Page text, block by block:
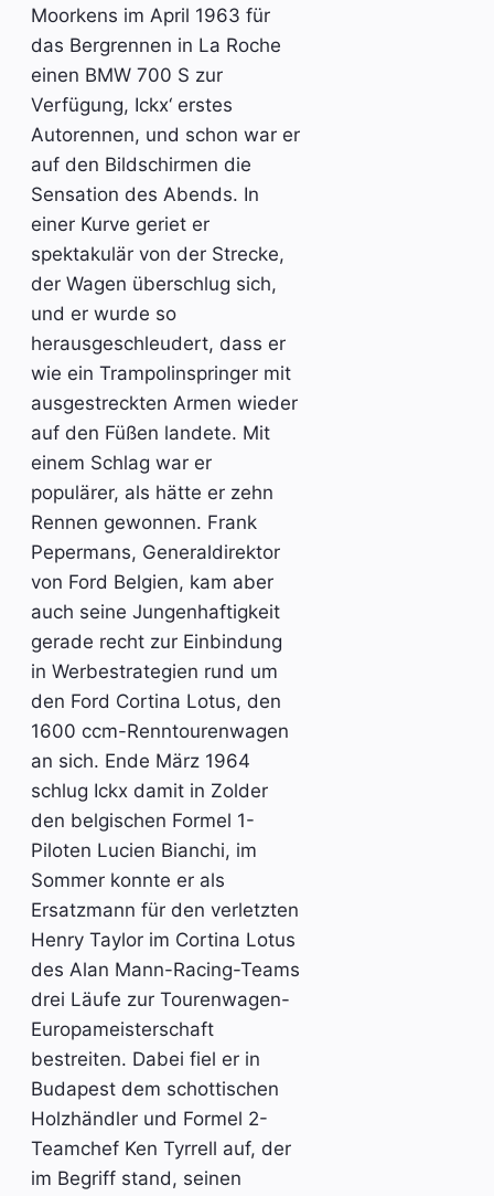
Moorkens im April 1963 für
das Bergrennen in La Roche
einen BMW 700 S zur
Verfügung, Ickx‘ erstes
Autorennen, und schon war er
auf den Bildschirmen die
Sensation des Abends. In
einer Kurve geriet er
spektakulär von der Strecke,
der Wagen überschlug sich,
und er wurde so
herausgeschleudert, dass er
wie ein Trampolinspringer mit
ausgestreckten Armen wieder
auf den Füßen landete. Mit
einem Schlag war er
populärer, als hätte er zehn
Rennen gewonnen. Frank
Pepermans, Generaldirektor
von Ford Belgien, kam aber
auch seine Jungenhaftigkeit
gerade recht zur Einbindung
in Werbestrategien rund um
den Ford Cortina Lotus, den
1600 ccm-Renntourenwagen
an sich. Ende März 1964
schlug Ickx damit in Zolder
den belgischen Formel 1-
Piloten Lucien Bianchi, im
Sommer konnte er als
Ersatzmann für den verletzten
Henry Taylor im Cortina Lotus
des Alan Mann-Racing-Teams
drei Läufe zur Tourenwagen-
Europameisterschaft
bestreiten. Dabei fiel er in
Budapest dem schottischen
Holzhändler und Formel 2-
Teamchef Ken Tyrrell auf, der
im Begriff stand, seinen